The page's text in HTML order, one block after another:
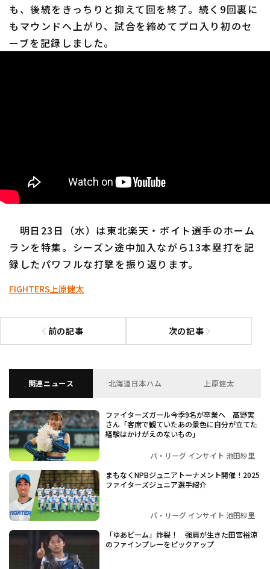
も、後続をきっちりと抑えて回を終了。続く9回裏に
もマウンドへ上がり、試合を締めてプロ入り初のセ
ーブを記録しました。
明日23日（水）は東北楽天・ボイト選手のホーム
ランを特集。シーズン途中加入ながら13本塁打を記
録したパワフルな打撃を振り返ります。
FIGHTERS上原健太
前の記事
前の記事へ 次の記事次の記事へ
関連ニュース 北海道日本ハム 上原健太
ファイターズガール今季9名が卒業へ 高野実
さん「客席で観ていたあの景色に自分が立てた
経験はかけがえのないもの」
パ・リーグ インサイト 池田紗里
まもなくNPBジュニアトーナメント開催！2025
ファイターズジュニア選手紹介
パ・リーグ インサイト 池田紗里
「ゆあビーム」炸裂！ 強肩が生きた田宮裕涼
のファインプレーをピックアップ